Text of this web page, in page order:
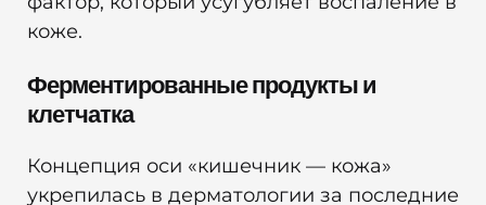
коже.
Ферментированные продукты и
клетчатка
Концепция оси «кишечник — кожа»
укрепилась в дерматологии за последние